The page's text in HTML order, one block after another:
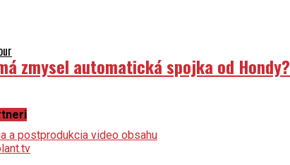
zmysel automatická spojka od Hondy?